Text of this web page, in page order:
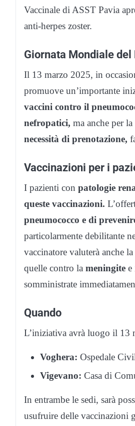
Vaccinale di ASST Pavia
anti-herpes zoster.
Giornata Mondiale del
Il 13 marzo 2025, in
promuove un’importante
vaccini contro il
nefropatici, ma anche per
necessità di prenotazione,
Vaccinazioni per i
I pazienti con patologie
queste vaccinazioni.
pneumococco e di
particolarmente debilitante
vaccinatore valuterà anche
quelle contro la meningite e
somministrate
Quando
L’iniziativa avrà luogo il 13
Voghera: Ospedale
Vigevano: Casa di
In entrambe le sedi, sarà
usufruire delle vaccinazioni